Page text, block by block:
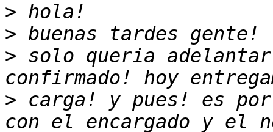
>
>
> solo queria
> carga! y pues! es